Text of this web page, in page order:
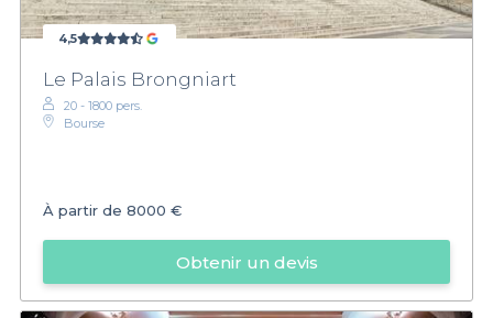
4,5
Le Palais Brongniart
20 - 1800 pers.
Bourse
À partir de 8000 €
Obtenir un devis